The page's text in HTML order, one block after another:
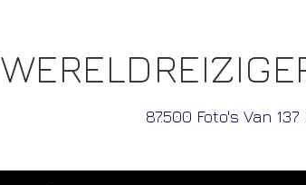
87.500 Foto's Van